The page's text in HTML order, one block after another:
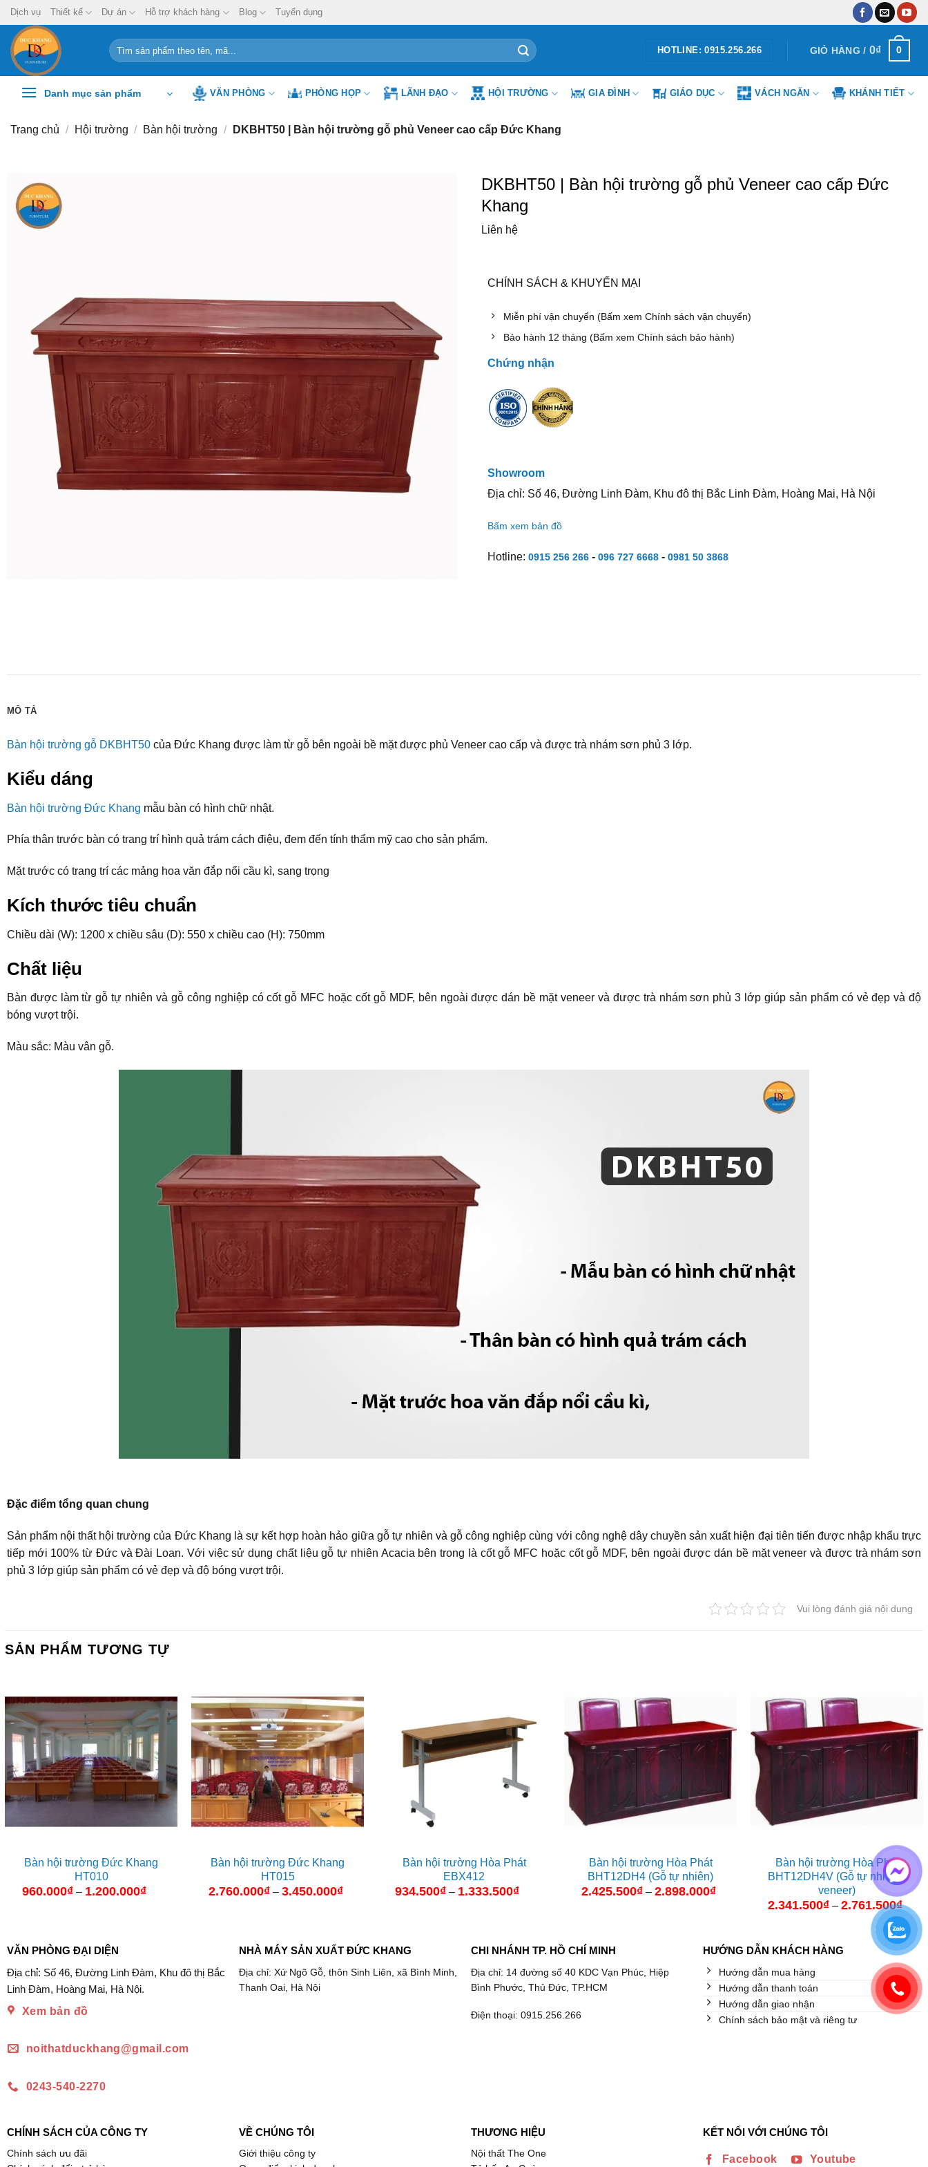
Chuyển
đến
nội
dung
Dịch vụ Thiết kế Dự án Hỗ trợ khách hàng Blog Tuyển dụng
Tìm
kiếm:
HOTLINE: 0915.256.266 GIỎ HÀNG / 0₫ 0
Danh mục sản phẩm VĂN PHÒNG PHÒNG HỌP LÃNH ĐẠO HỘI TRƯỜNG GIA ĐÌNH GIÁO DỤC VÁCH NGĂN KHÁNH TIẾT
Trang chủ / Hội trường / Bàn hội trường / DKBHT50 | Bàn hội trường gỗ phủ Veneer cao cấp Đức Khang
DKBHT50 | Bàn hội trường gỗ phủ Veneer cao cấp Đức
Khang
Liên hệ
CHÍNH SÁCH & KHUYẾN MẠI
Miễn phí vận chuyển (Bấm xem Chính sách vận chuyển)
Bảo hành 12 tháng (Bấm xem Chính sách bảo hành)
Chứng nhận
Showroom
Địa chỉ: Số 46, Đường Linh Đàm, Khu đô thị Bắc Linh Đàm, Hoàng Mai, Hà Nội
Bấm xem bản đồ
Hotline: 0915 256 266- 096 727 6668- 0981 50 3868
MÔ TẢ
Bàn hội trường gỗ DKBHT50của Đức Khang được làm từ gỗ bên ngoài bề mặt được phủ Veneer cao cấp và được trà nhám sơn phủ 3 lớp.
Kiểu dáng
Bàn hội trường Đức Khang mẫu bàn có hình chữ nhật.
Phía thân trước bàn có trang trí hình quả trám cách điệu, đem đến tính thẩm mỹ cao cho sản phẩm.
Mặt trước có trang trí các mảng hoa văn đắp nổi cầu kì, sang trọng
Kích thước tiêu chuẩn
Chiều dài (W): 1200 x chiều sâu (D): 550 x chiều cao (H): 750mm
Chất liệu
Bàn được làm từ gỗ tự nhiên và gỗ công nghiệp có cốt gỗ MFC hoặc cốt gỗ MDF, bên ngoài được dán bề mặt veneer và được trà nhám sơn phủ 3 lớp giúp sản phẩm có vẻ đẹp và độ
bóng vượt trội.
Màu sắc: Màu vân gỗ.
Đặc điểm tổng quan chung
Sản phẩm nội thất hội trường của Đức Khang là sự kết hợp hoàn hảo giữa gỗ tự nhiên và gỗ công nghiệp cùng với công nghệ dây chuyền sản xuất hiện đại tiên tiến được nhập khẩu trực
tiếp mới 100% từ Đức và Đài Loan. Với việc sử dụng chất liệu gỗ tự nhiên Acacia bên trong là cốt gỗ MFC hoặc cốt gỗ MDF, bên ngoài được dán bề mặt veneer và được trà nhám sơn
phủ 3 lớp giúp sản phẩm có vẻ đẹp và độ bóng vượt trội.
Vui lòng đánh giá nội dung
SẢN PHẨM TƯƠNG TỰ
Bàn hội trường Đức Khang
HT010
960.000₫ – 1.200.000₫Khoảng
Bàn hội trường Đức Khang
HT015
2.760.000₫ – 3.450.000₫Khoảng
3.450.000₫
Bàn hội trường Hòa Phát
EBX412
934.500₫ – 1.333.500₫Khoảng
1.333.500₫
Bàn hội trường Hòa Phát
BHT12DH4 (Gỗ tự nhiên)
2.425.500₫ – 2.898.000₫Khoảng
2.898.000₫
Bàn hội trường Hòa Phát
BHT12DH4V (Gỗ tự nhiên –
veneer)
2.341.500₫ – 2.761.500₫
giá:
từ
đến
VĂN PHÒNG ĐẠI DIỆN
Địa chỉ: Số 46, Đường Linh Đàm, Khu đô thị Bắc
Linh Đàm, Hoàng Mai, Hà Nội.
Xem bản đồ
noithatduckhang@gmail.com
0243-540-2270
NHÀ MÁY SẢN XUẤT ĐỨC KHANG
Địa chỉ: Xứ Ngõ Gỗ, thôn Sinh Liên, xã Bình Minh,
Thanh Oai, Hà Nội
CHI NHÁNH TP. HỒ CHÍ MINH
Địa chỉ: 14 đường số 40 KDC Vạn Phúc, Hiệp
Bình Phước, Thủ Đức, TP.HCM
Điện thoại: 0915.256.266
HƯỚNG DẪN KHÁCH HÀNG
Hướng dẫn mua hàng
Hướng dẫn thanh toán
Hướng dẫn giao nhận
Chính sách bảo mật và riêng tư
CHÍNH SÁCH CỦA CÔNG TY
Chính sách ưu đãi
VỀ CHÚNG TÔI
Giới thiệu công ty
THƯƠNG HIỆU
Nội thất The One
KẾT NỐI VỚI CHÚNG TÔI
Facebook Youtube